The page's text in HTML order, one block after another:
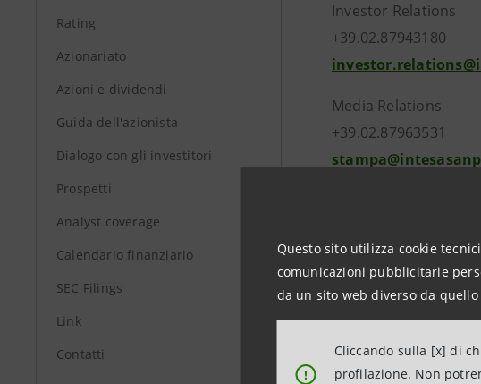
Questo sito utilizza cookie
comunicazioni pubblicitarie
da un sito web diverso da
!
Cliccando sulla [x] di
profilazione. Non
Rating
Azionariato
Azioni e dividendi
Guida dell'azionista
Dialogo con gli investitori
Prospetti
Analyst coverage
Calendario finanziario
SEC Filings
Link
Contatti
Investor Relations
+39.02.87943180
Media Relations
+39.02.87963531